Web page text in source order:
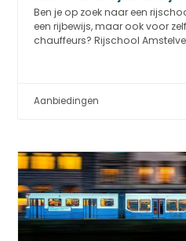
Ben je op zoek naar een
een rijbewijs, maar ook voor
chauffeurs? Rijschool
Aanbiedingen